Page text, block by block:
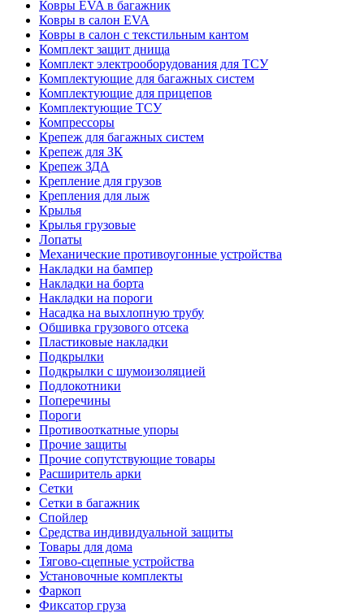
Ковры EVA в багажник
Ковры в салон EVA
Ковры в салон с текстильным кантом
Комплект защит днища
Комплект электрооборудования для ТСУ
Комплектующие для багажных систем
Комплектующие для прицепов
Комплектующие ТСУ
Компрессоры
Крепеж для багажных систем
Крепеж для ЗК
Крепеж ЗДА
Крепление для грузов
Крепления для лыж
Крылья
Крылья грузовые
Лопаты
Механические противоугонные устройства
Накладки на бампер
Накладки на борта
Накладки на пороги
Насадка на выхлопную трубу
Обшивка грузового отсека
Пластиковые накладки
Подкрылки
Подкрылки с шумоизоляцией
Подлокотники
Поперечины
Пороги
Противооткатные упоры
Прочие защиты
Прочие сопутствующие товары
Расширитель арки
Сетки
Сетки в багажник
Спойлер
Средства индивидуальной защиты
Товары для дома
Тягово-сцепные устройства
Установочные комплекты
Фаркоп
Фиксатор груза